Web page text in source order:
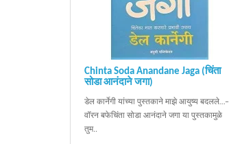
Chinta Soda Anandane Jaga (चिंता
सोडा आनंदाने जगा)
डेल कार्नेगी यांच्या पुस्तकाने माझे आयुष्य बदलले…–
वॉरन बफेचिंता सोडा आनंदाने जगा या पुस्तकामुळे
तुम..